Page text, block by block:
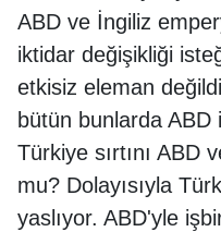
ABD ve İngiliz
iktidar değişikliği
etkisiz eleman
bütün bunlarda ABD
Türkiye sırtını ABD
mu? Dolayısıyla
yaslıyor. ABD'yle